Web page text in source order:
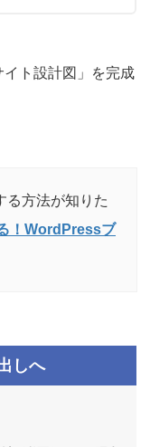
ト設計図」を完成
る方法が知りた
！WordPressブ
しへ